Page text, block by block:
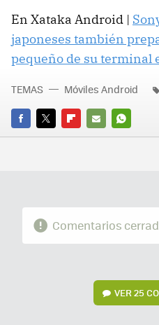
En Xataka Android |
japoneses también
pequeño de su terminal
FACEBOOK
TWITTERFLIPBOARD
E-
TEMAS Móviles Android
Comentarios
VER25